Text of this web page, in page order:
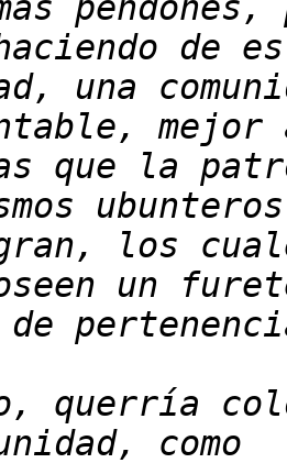
una
que la
los
querría